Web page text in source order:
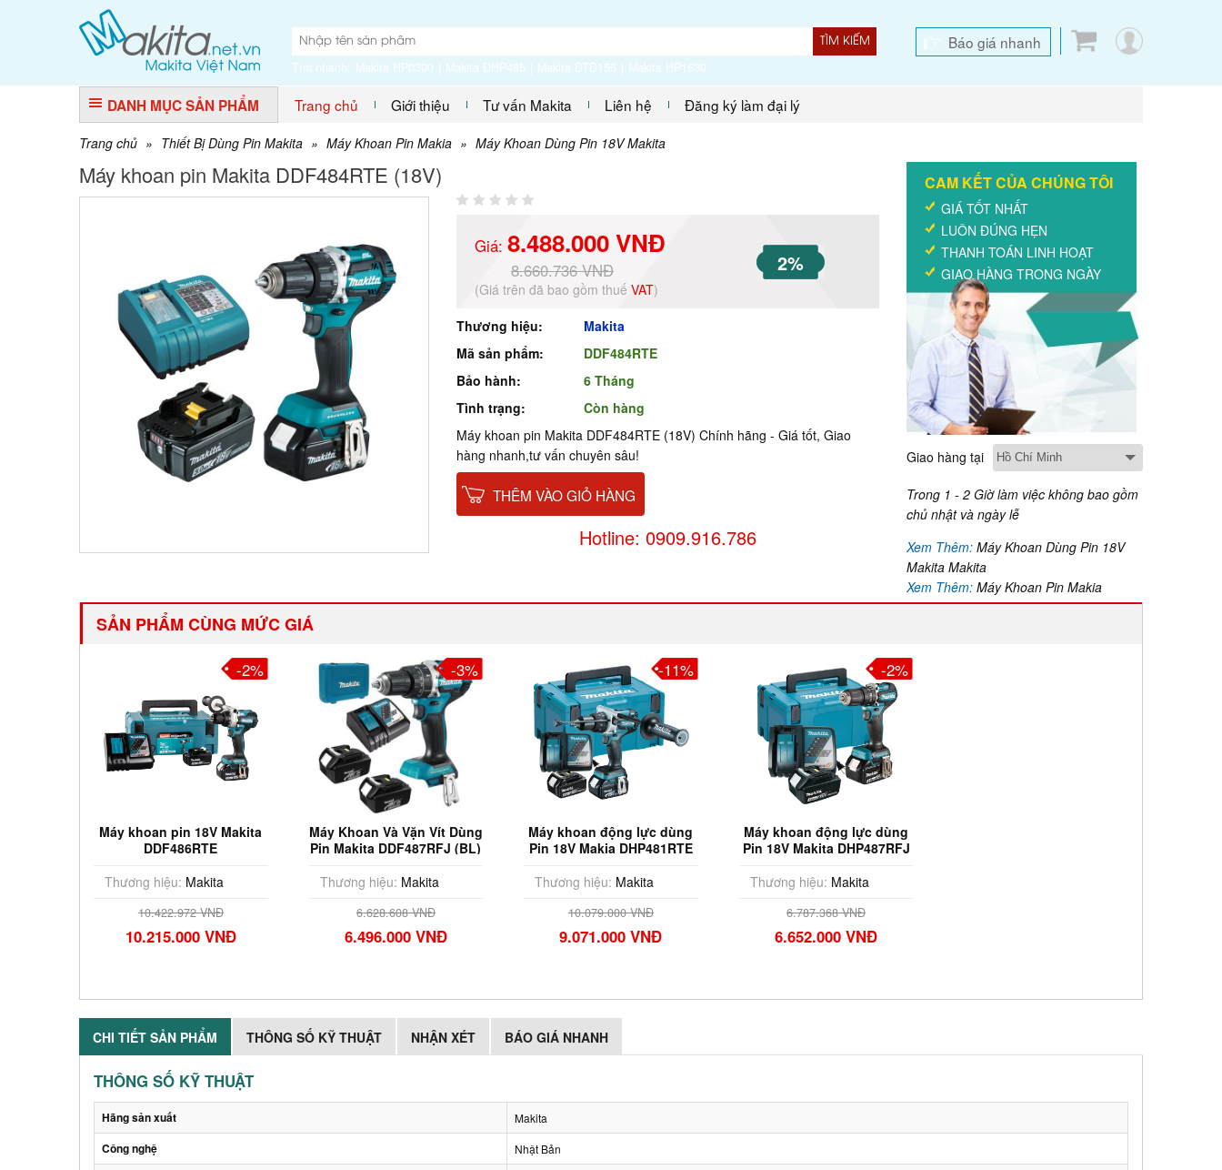
TÌM KIẾM
Tìm nhanh: Makita HP0300 Makita DHP485 Makita DTD156 Makita HP1630
Báo giá nhanh
DANH MỤC SẢN PHẨM Trang chủ Giới thiệu Tư vấn Makita Liên hệ Đăng ký làm đại lý
Trang chủ » Thiết Bị Dùng Pin Makita » Máy Khoan Pin Makia » Máy Khoan Dùng Pin 18V Makita
Máy khoan pin Makita DDF484RTE (18V)
Giá: 8.488.000 VNĐ
8.660.736 VNĐ 2%
(Giá trên đã bao gồm thuế VAT)
Thương hiệu:
Makita
Mã sản phẩm:
DDF484RTE
Bảo hành:
6 Tháng
Tình trạng:
Còn hàng
Máy khoan pin Makita DDF484RTE (18V) Chính hãng - Giá tốt, Giao
hàng nhanh,tư vấn chuyên sâu!
THÊM VÀO GIỎ HÀNG
Hotline: 0909.916.786
CAM KẾT CỦA CHÚNG TÔI
GIÁ TỐT NHẤT
LUÔN ĐÚNG HẸN
THANH TOÁN LINH HOẠT
GIAO HÀNG TRONG NGÀY
Giao hàng tại
Trong 1 - 2 Giờ làm việc không bao gồm
chủ nhật và ngày lễ
Xem Thêm: Máy Khoan Dùng Pin 18V
Makita Makita
Xem Thêm: Máy Khoan Pin Makia
Makita
SẢN PHẨM CÙNG MỨC GIÁ
Máy khoan pin 18V Makita
DDF486RTE
Thương hiệu: Makita
10.422.972 VNĐ
10.215.000 VNĐ
-2%
Máy Khoan Và Vặn Vít Dùng
Pin Makita DDF487RFJ (BL)
Thương hiệu: Makita
6.628.608 VNĐ
6.496.000 VNĐ
-3%
Máy khoan động lực dùng
Pin 18V Makia DHP481RTE
Thương hiệu: Makita
10.079.000 VNĐ
9.071.000 VNĐ
-11%
Máy khoan động lực dùng
Pin 18V Makita DHP487RFJ
Thương hiệu: Makita
6.787.368 VNĐ
6.652.000 VNĐ
-2%
CHI TIẾT SẢN PHẨM THÔNG SỐ KỸ THUẬT NHẬN XÉT BÁO GIÁ NHANH
THÔNG SỐ KỸ THUẬT
Hãng sản xuất Makita
Công nghệ Nhật Bản